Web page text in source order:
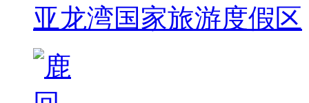
亚龙湾国家旅游度假区